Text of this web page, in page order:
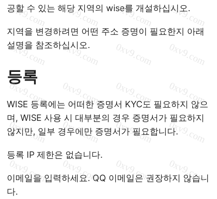
공할 수 있는 해당 지역의 wise를 개설하십시오.
지역을 변경하려면 어떤 주소 증명이 필요한지 아래
설명을 참조하십시오.
등록
WISE 등록에는 어떠한 증명서 KYC도 필요하지 않으
며, WISE 사용 시 대부분의 경우 증명서가 필요하지
않지만, 일부 경우에만 증명서가 필요합니다.
등록 IP 제한은 없습니다.
이메일을 입력하세요. QQ 이메일은 권장하지 않습니
다.